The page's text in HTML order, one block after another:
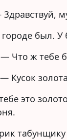
был. У
— Что ж тебе
— Кусок
это